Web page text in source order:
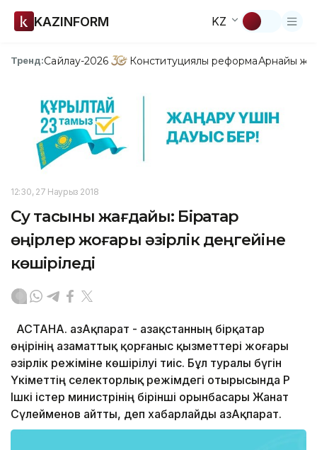
KAZINFORM KZ
Тренд:Сайлау-2026 Конституциялық реформаАрнайы
12:30, 27 Наурыз 2018
Су тасқыны жағдайы: Бірқатар
өңірлер жоғары әзірлік деңгейіне
көшіріледі
АСТАНА. ҚазАқпарат - Қазақстанның бірқатар
өңірінің азаматтық қорғаныс қызметтері жоғары
әзірлік режіміне көшірілуі тиіс. Бұл туралы бүгін
Үкіметтің селекторлық режімдегі отырысында ҚР
Ішкі істер министрінің бірінші орынбасары Жанат
Сүлейменов айтты, деп хабарлайды ҚазАқпарат.